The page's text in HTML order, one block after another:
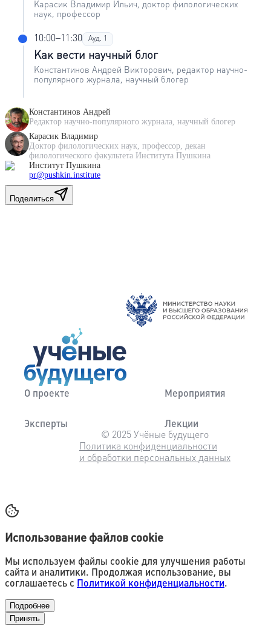
Карасик Владимир Ильич, доктор филологических
наук, профессор
10:00–11:30 Ауд. 1
Как вести научный блог
Константинов Андрей Викторович, редактор научно-
популярного журнала, научный блогер
Константинов Андрей
Редактор научно-популярного журнала, научный блогер
Карасик Владимир
Доктор филологических наук, профессор, декан
филологического факультета Института Пушкина
Институт Пушкина
pr@pushkin.institute
Поделиться
О проекте Мероприятия
Эксперты Лекции
© 2025 Учёные будущего
Политика конфиденциальности
и обработки персональных данных
Использование файлов cookie
Мы используем файлы cookie для улучшения работы
сайта и аналитики. Продолжая использование, вы
соглашаетесь с
Политикой конфиденциальности.
Подробнее
Принять